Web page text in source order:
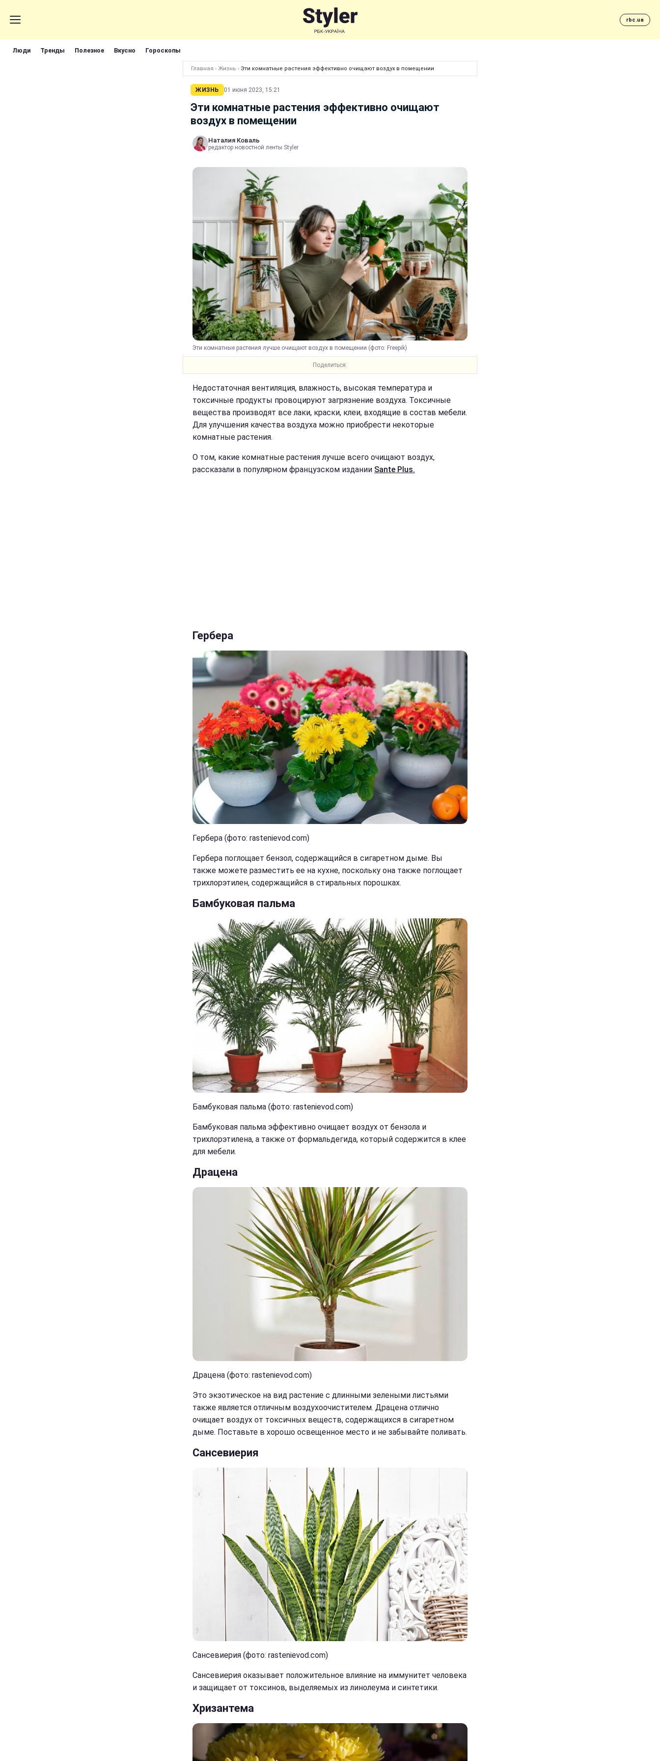
rbc.ua
Люди Тренды Полезное Вкусно Гороскопы
Главная › Жизнь › Эти комнатные растения эффективно очищают воздух в помещении
ЖИЗНЬ 01 июня 2023, 15:21
Эти комнатные растения эффективно очищают
воздух в помещении
Наталия Коваль
редактор новостной ленты Styler
Эти комнатные растения лучше очищают воздух в помещении (фото: Freepik)
Поделиться:
Недостаточная вентиляция, влажность, высокая температура и
токсичные продукты провоцируют загрязнение воздуха. Токсичные
вещества производят все лаки, краски, клеи, входящие в состав мебели.
Для улучшения качества воздуха можно приобрести некоторые
комнатные растения.
О том, какие комнатные растения лучше всего очищают воздух,
рассказали в популярном французском издании Sante Plus.
Гербера
Гербера (фото: rastenievod.com)
Гербера поглощает бензол, содержащийся в сигаретном дыме. Вы
также можете разместить ее на кухне, поскольку она также поглощает
трихлорэтилен, содержащийся в стиральных порошках.
Бамбуковая пальма
Бамбуковая пальма (фото: rastenievod.com)
Бамбуковая пальма эффективно очищает воздух от бензола и
трихлорэтилена, а также от формальдегида, который содержится в клее
для мебели.
Драцена
Драцена (фото: rastenievod.com)
Это экзотическое на вид растение с длинными зелеными листьями
также является отличным воздухоочистителем. Драцена отлично
очищает воздух от токсичных веществ, содержащихся в сигаретном
дыме. Поставьте в хорошо освещенное место и не забывайте поливать.
Сансевиерия
Сансевиерия (фото: rastenievod.com)
Сансевиерия оказывает положительное влияние на иммунитет человека
и защищает от токсинов, выделяемых из линолеума и синтетики.
Хризантема